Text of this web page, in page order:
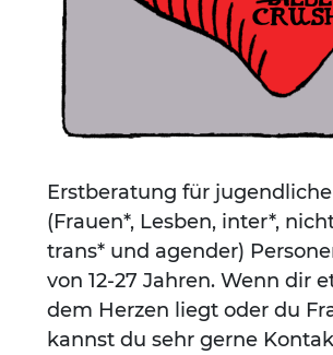
Erstberatung für jugendliche
(Frauen*, Lesben, inter*,
trans* und agender)
von 12-27 Jahren. Wenn dir
dem Herzen liegt oder du
kannst du sehr gerne